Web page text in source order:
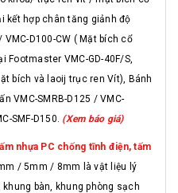
kết hợp chân tăng giảnh độ
VMC-D100-CW ( Mặt bích cổ
VMC-GD-40F/S,
bích và laoij trục ren Vít), Bánh
VMC-SMRB-D125 / VMC-
SMF-D150. (Xem báo giá)
nhựa PC chống tĩnh điện, tấm
/ 5mm / 8mm là vật liệu lý
bàn, khung phòng sạch